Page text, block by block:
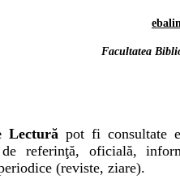
Facultatea
Lectură pot fi consultate
referinţă, oficială,
(reviste, ziare).